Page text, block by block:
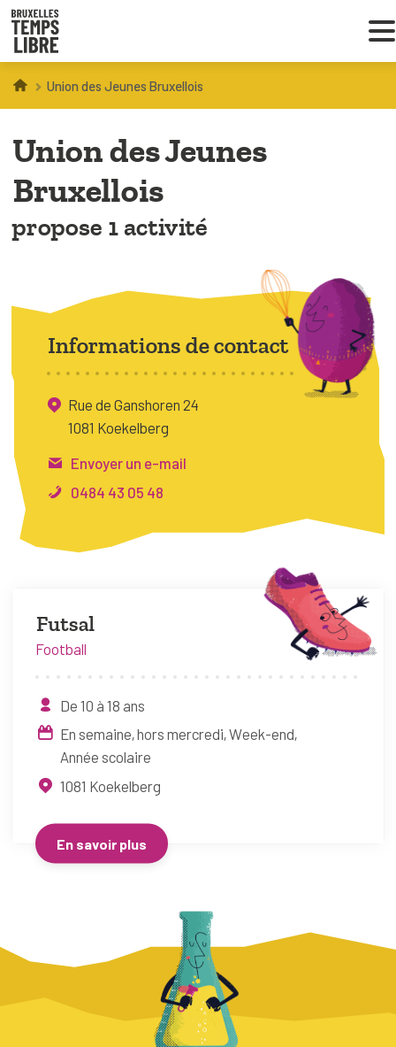
Infos parents
Droit au loisir
Coordinations ATL
VOUS CHERCHEZ DES ACTIVITÉS
À BRUXELLES
FAQ
Espace pro
Bruxelles Temps Libre
Union des Jeunes Bruxellois
Union des Jeunes
Bruxellois
propose 1 activité
Futsal
Football
De 10 à 18 ans
En semaine, hors mercredi Week-end
Année scolaire
1081 Koekelberg
En savoir plus
Informations de contact
Rue de Ganshoren 24
1081 Koekelberg
Envoyer un e-mail
0484 43 05 48